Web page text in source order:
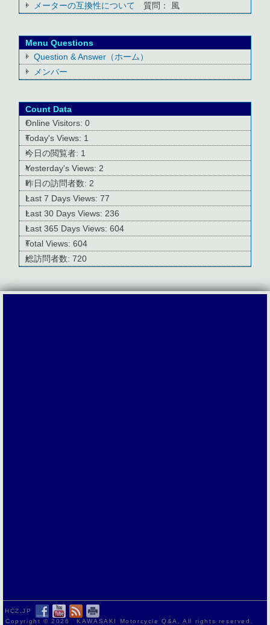
メーターの互換性について
質問： 風
Menu Questions
Question & Answer（ホーム）
メンバー
Count Data
Online Visitors:0
Today's Views: 1
今日の閲覧者: 1
Yesterday's Views: 2
昨日の訪問者数: 2
Last 7 Days Views:77
Last 30 Days Views: 236
Last 365 Days Views:604
Total Views:604
総訪問者数:720
HCZ.JP
Copyright ©2026 KAWASAKI Motorcycle Q&A, All rights reserved.